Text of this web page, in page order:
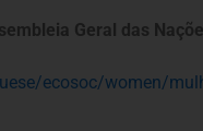
Geral das
ecosoc/women/